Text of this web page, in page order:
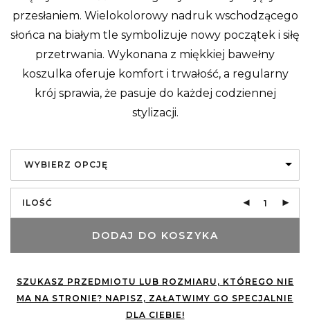
przesłaniem. Wielokolorowy nadruk wschodzącego
słońca na białym tle symbolizuje nowy początek i siłę
przetrwania. Wykonana z miękkiej bawełny
koszulka oferuje komfort i trwałość, a regularny
krój sprawia, że pasuje do każdej codziennej
stylizacji.
WYBIERZ OPCJĘ
ILOŚĆ
DODAJ DO KOSZYKA
SZUKASZ PRZEDMIOTU LUB ROZMIARU, KTÓREGO NIE
MA NA STRONIE? NAPISZ, ZAŁATWIMY GO SPECJALNIE
DLA CIEBIE!